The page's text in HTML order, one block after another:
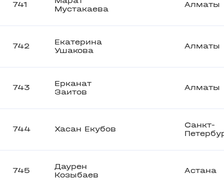
741
Мустакаева
Алматы
742
Екатерина
Ушакова
Алматы
743
Ерканат
Заитов
Алматы
744 Хасан Екубов
Санкт-
745
Даурен
Козыбаев
Астана